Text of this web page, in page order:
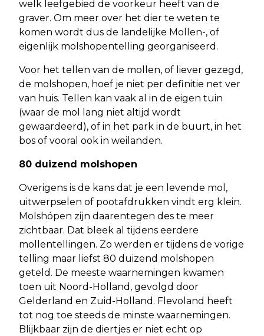
welk leefgebied de voorkeur heeft van de
graver. Om meer over het dier te weten te
komen wordt dus de landelijke Mollen-, of
eigenlijk molshopentelling georganiseerd.
Voor het tellen van de mollen, of liever gezegd,
de molshopen, hoef je niet per definitie net ver
van huis. Tellen kan vaak al in de eigen tuin
(waar de mol lang niet altijd wordt
gewaardeerd), of in het park in de buurt, in het
bos of vooral ook in weilanden.
80 duizend molshopen
Overigens is de kans dat je een levende mol,
uitwerpselen of pootafdrukken vindt erg klein.
Molshópen zijn daarentegen des te meer
zichtbaar. Dat bleek al tijdens eerdere
mollentellingen. Zo werden er tijdens de vorige
telling maar liefst 80 duizend molshopen
geteld. De meeste waarnemingen kwamen
toen uit Noord-Holland, gevolgd door
Gelderland en Zuid-Holland. Flevoland heeft
tot nog toe steeds de minste waarnemingen.
Blijkbaar zijn de diertjes er niet echt op